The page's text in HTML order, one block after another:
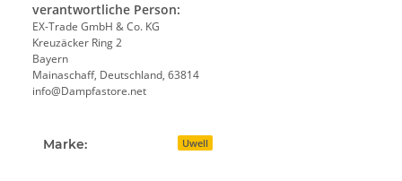
verantwortliche Person:
EX-Trade GmbH & Co. KG
Kreuzäcker Ring 2
Bayern
Mainaschaff, Deutschland, 63814
info@Dampfastore.net
Marke: Uwell